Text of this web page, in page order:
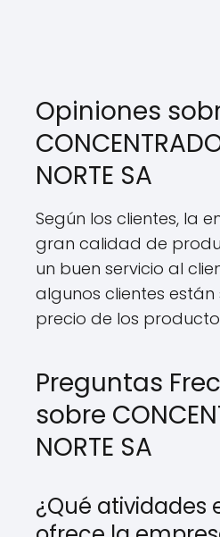
Opiniones
NORTE SA
Según los clientes, la
gran calidad de
un buen servicio al
algunos clientes
precio de los
Preguntas
sobre
NORTE SA
¿Qué atividades